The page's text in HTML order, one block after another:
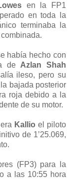
en la FP1
en toda la
terminaba la
había hecho con
de Azlan Shah
ileso, pero su
bajada posterior
roja debido a la
de su motor.
Kallio el piloto
de 1’25.069,
(FP3) para la
a las 10:55 hora